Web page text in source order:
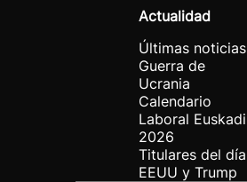
Actualidad
Últimas noticias
Guerra de
Ucrania
Calendario
Laboral Euskadi
2026
Titulares del día
EEUU y Trump